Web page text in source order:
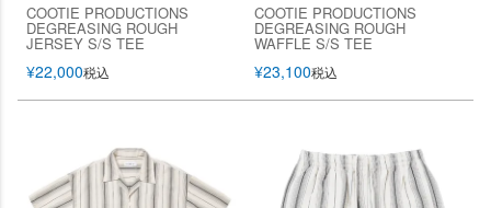
COOTIE PRODUCTIONS
DEGREASING ROUGH
JERSEY S/S TEE
¥22,000税込
COOTIE PRODUCTIONS
DEGREASING ROUGH
WAFFLE S/S TEE
¥23,100税込